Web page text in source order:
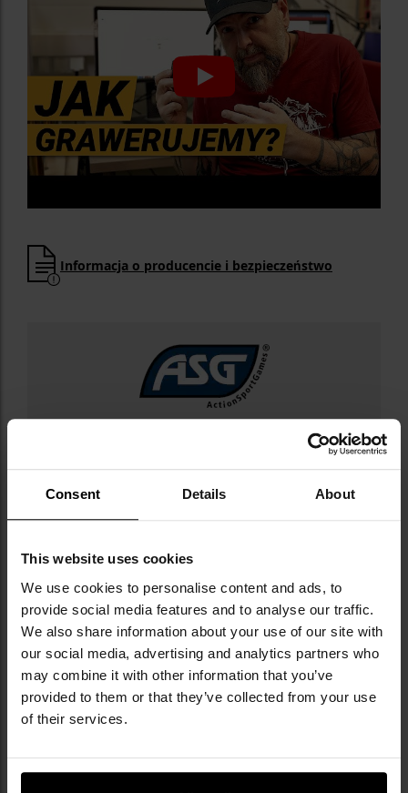
Consent Details About
This website uses cookies
We use cookies to personalise content and ads, to
provide social media features and to analyse our traffic.
We also share information about your use of our site with
our social media, advertising and analytics partners who
may combine it with other information that you’ve
provided to them or that they’ve collected from your use
of their services.
Informacja o producencie i bezpieczeństwo
Militaria.pl jest wyłącznym dystrybutorem
Action Sport Games (ASG) to renomowany
producent sprzętu airsoftowego i wiatrówek,
branży. Firma zaczynała jako europejski
liderem, oferującym licencjonowane repliki od
marek takich jak Armalite, CZ, B&T czy Accuracy
International. Flagowy model CZ Scorpion EVO
zdobył status klasyka wśród replik AEG, a
precyzyjne kulki BB ASG są cenione przez
graczy na całym świecie. Obecnie firma działa
w ponad 60 krajach, dostarczając rozwiązania
Marka angażuje się w rozwój społeczności
airsoftowej, wspierając różnego rodzaju